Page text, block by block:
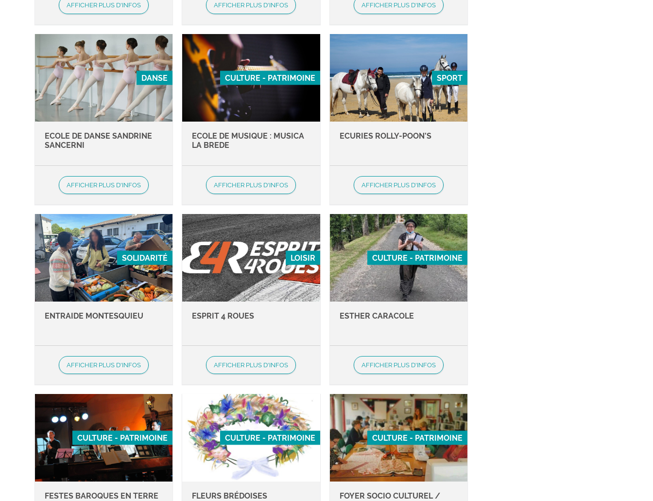
AFFICHER PLUS D'INFOS AFFICHER PLUS D'INFOS AFFICHER PLUS D'INFOS
DANSE
ECOLE DE DANSE SANDRINE
SANCERNI
AFFICHER PLUS D'INFOS
CULTURE - PATRIMOINE
ECOLE DE MUSIQUE : MUSICA
LA BREDE
AFFICHER PLUS D'INFOS
SPORT
ECURIES ROLLY-POON’S
AFFICHER PLUS D'INFOS
SOLIDARITÉ
ENTRAIDE MONTESQUIEU
AFFICHER PLUS D'INFOS
LOISIR
ESPRIT 4 ROUES
AFFICHER PLUS D'INFOS
CULTURE - PATRIMOINE
ESTHER CARACOLE
AFFICHER PLUS D'INFOS
CULTURE - PATRIMOINE
FESTES BAROQUES EN TERRE
CULTURE - PATRIMOINE
FLEURS BRÉDOISES
CULTURE - PATRIMOINE
FOYER SOCIO CULTUREL /